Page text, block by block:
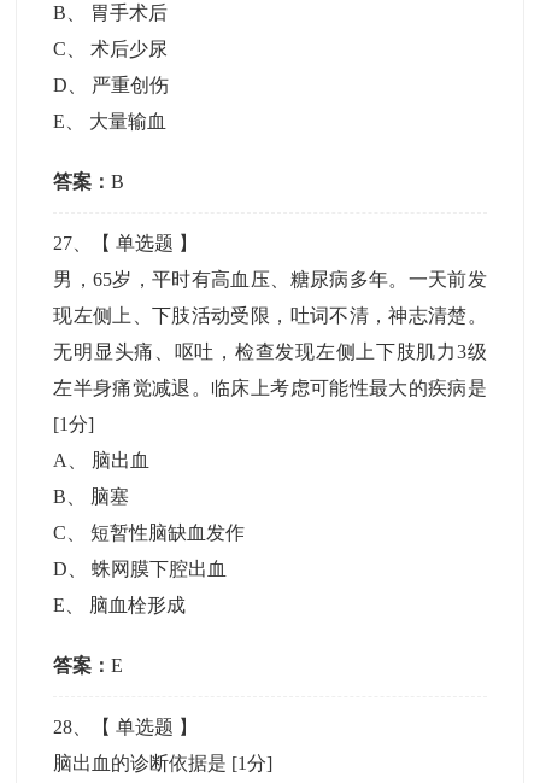
B
胃手术后
C 、术后少尿
D
严重创伤
E
大量输血
答案：B
27 、【单选题 】
男，65岁，平时有高血压、糖尿病多年。一天前发
现左侧上、下肢活动受限，吐词不清，神志清楚。
无明显头痛、呕吐，检查发现左侧上下肢肌力3级
左半身痛觉减退。临床上考虑可能性最大的疾病是
[1分]
A
脑出血
B
脑塞
C 、短暂性脑缺血发作
D 、蛛网膜下腔出血
E
脑血栓形成
答案：E
28 、【单选题 】
脑出血的诊断依据是 [1分]